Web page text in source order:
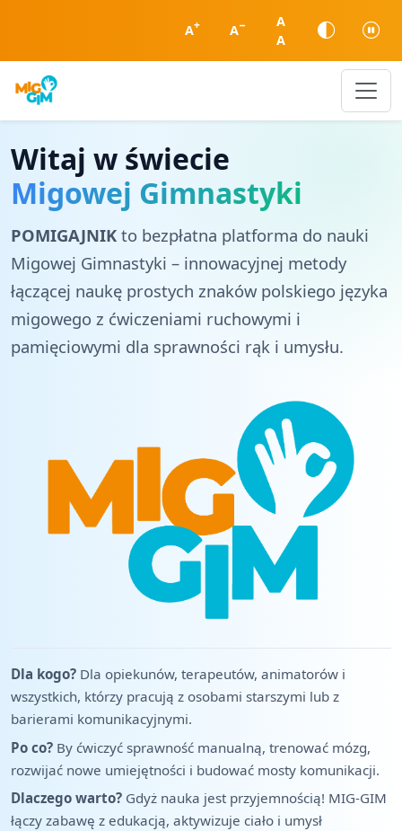
A+ A−
A
A
Witaj w świecie
Migowej Gimnastyki
POMIGAJNIK to bezpłatna platforma do nauki
Migowej Gimnastyki – innowacyjnej metody
łączącej naukę prostych znaków polskiego języka
migowego z ćwiczeniami ruchowymi i
pamięciowymi dla sprawności rąk i umysłu.
Dla kogo? Dla opiekunów, terapeutów, animatorów i
wszystkich, którzy pracują z osobami starszymi lub z
barierami komunikacyjnymi.
Po co? By ćwiczyć sprawność manualną, trenować mózg,
rozwijać nowe umiejętności i budować mosty komunikacji.
Dlaczego warto? Gdyż nauka jest przyjemnością! MIG-GIM
łączy zabawę z edukacją, aktywizuje ciało i umysł